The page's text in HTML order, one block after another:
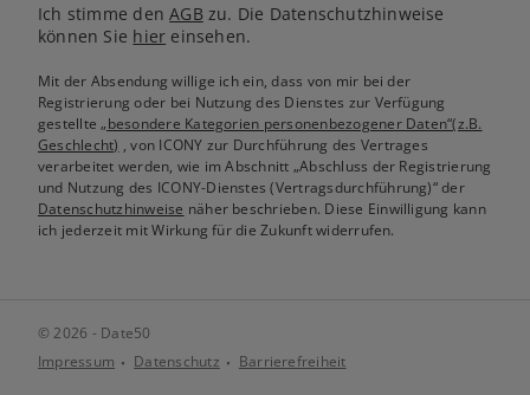
Ich stimme denAGB zu. Die Datenschutzhinweise
können Sie hier einsehen.
Mit der Absendung willige ich ein, dass von mir bei der
Registrierung oder bei Nutzung des Dienstes zur Verfügung
gestellte„besondere Kategorien personenbezogener Daten“(z.B.
Geschlecht) , von ICONY zur Durchführung des Vertrages
verarbeitet werden, wie im Abschnitt „Abschluss der Registrierung
und Nutzung des ICONY-Dienstes (Vertragsdurchführung)“ der
Datenschutzhinweise näher beschrieben. Diese Einwilligung kann
ich jederzeit mit Wirkung für die Zukunft widerrufen.
© 2026 - Date50
Impressum
Datenschutz Barrierefreiheit